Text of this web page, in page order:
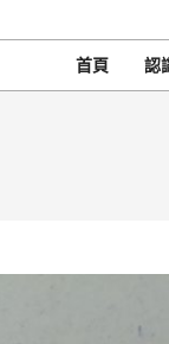
首頁 認